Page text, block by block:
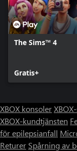
*KRÄVER THE SIMS 4
The Sims™ 4
Gratis+
XBOX konsoler
XBOX-kundtjänsten
för epilepsianfall
Returer Spårning av